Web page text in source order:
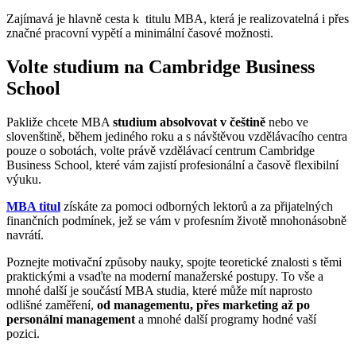
Zajímavá je hlavně cesta k titulu MBA, která je realizovatelná i přes
značné pracovní vypětí a minimální časové možnosti.
Volte studium na Cambridge Business
School
Pakliže chcete MBA studium absolvovat v češtině nebo ve
slovenštině, během jediného roku a s návštěvou vzdělávacího centra
pouze o sobotách, volte právě vzdělávací centrum Cambridge
Business School, které vám zajistí profesionální a časově flexibilní
výuku.
MBA titul získáte za pomoci odborných lektorů a za přijatelných
finančních podmínek, jež se vám v profesním životě mnohonásobně
navrátí.
Poznejte motivační způsoby nauky, spojte teoretické znalosti s těmi
praktickými a vsaďte na moderní manažerské postupy. To vše a
mnohé další je součástí MBA studia, které může mít naprosto
odlišné zaměření, od managementu, přes marketing až po
personální management a mnohé další programy hodné vaší
pozici.